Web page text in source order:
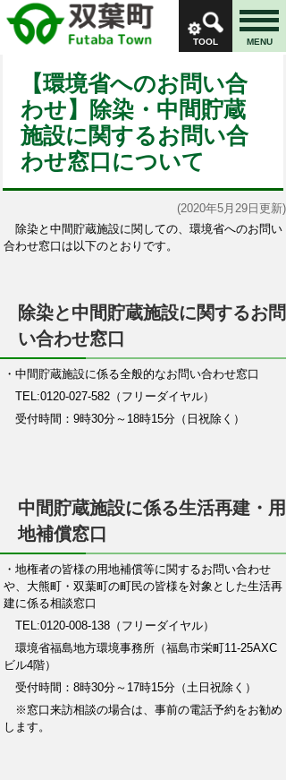
TOOL MENU
【環境省へのお問い合
わせ】除染・中間貯蔵
施設に関するお問い合
わせ窓口について
(2020年5月29日更新)
除染と中間貯蔵施設に関しての、環境省へのお問い
合わせ窓口は以下のとおりです。
除染と中間貯蔵施設に関するお問
い合わせ窓口
・ 中間貯蔵施設に係る全般的なお問い合わせ窓口
TEL:0120-027-582（フリーダイヤル）
受付時間：9時30分～18時15分（日祝除く）
中間貯蔵施設に係る生活再建・用
地補償窓口
・地権者の皆様の用地補償等に関するお問い合わせ
や、 大熊町・双葉町の町民の皆様を対象とした生活再
建に係る相談窓口
TEL:0120-008-138（フリーダイヤル）
環境省福島地方環境事務所（福島市栄町11-25AXC
ビル4階）
受付時間：8時30分～17時15分（土日祝除く）
※窓口来訪相談の場合は、事前の電話予約をお勧め
します。